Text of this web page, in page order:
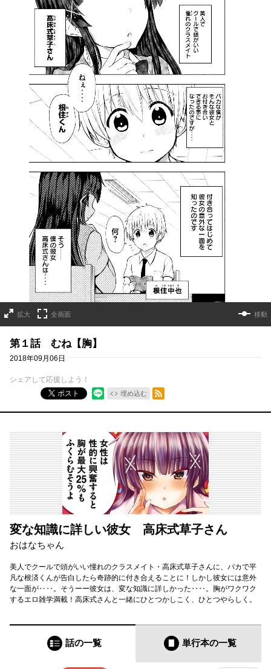
拡大 全画面 移動
第１話 むね【胸】
2018年09月06日
シェアして応援しよう！
ポスト
埋め込む
RSSフィード
変な知識に詳しい彼女 高床式草子さん
おはなちゃん
美人でクールで頭がいい憧れのクラスメイト・高床式草子さんに、バカで平
凡な根済くんが告白したら奇跡的に付き合えることに！しかし彼女には意外
な一面が‥‥。そうーー彼女は、変な知識に詳しかった‥‥。胸がワクワク
するエロ雑学満載！高床式さんと一緒にひとつかしこく、ひとつやらしく。
話の一覧 単行本の一覧